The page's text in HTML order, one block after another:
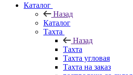
Каталог
Назад
Каталог
Тахта
Назад
Тахта
Тахта угловая
Тахта на заказ